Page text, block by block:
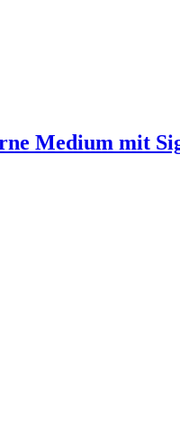
Medium mit